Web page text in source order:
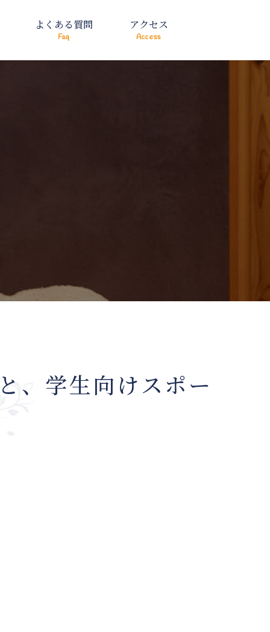
よくある質問
Faq
アクセス
Access
、学生向けスポー